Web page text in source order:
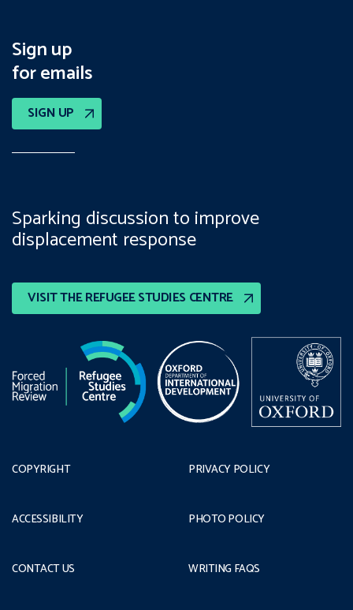
Sign up
for emails
SIGN UP
VISIT THE REFUGEE STUDIES CENTRE
Sparking discussion to improve
displacement response
COPYRIGHT
ACCESSIBILITY
CONTACT US
PRIVACY POLICY
PHOTO POLICY
WRITING FAQS